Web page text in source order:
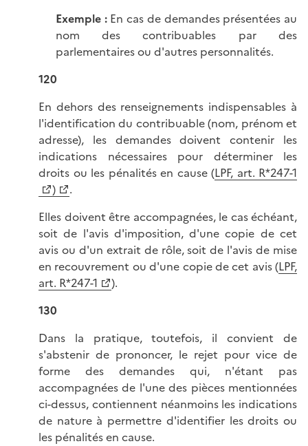
Exemple :En cas de demandes présentées au
nom des contribuables par des
parlementaires ou d'autres personnalités.
120
En dehors des renseignements indispensables à
l'identification du contribuable (nom, prénom et
adresse), les demandes doivent contenir les
indications nécessaires pour déterminer les
droits ou les pénalités en cause (LPF, art. R*247-1
)
.
Elles doivent être accompagnées, le cas échéant,
soit de l'avis d'imposition, d'une copie de cet
avis ou d'un extrait de rôle, soit de l'avis de mise
en recouvrement ou d'une copie de cet avis (LPF,
art. R*247-1
).
130
Dans la pratique, toutefois, il convient de
s'abstenir de prononcer, le rejet pour vice de
forme des demandes qui, n'étant pas
accompagnées de l'une des pièces mentionnées
ci-dessus, contiennent néanmoins les indications
de nature à permettre d'identifier les droits ou
les pénalités en cause.